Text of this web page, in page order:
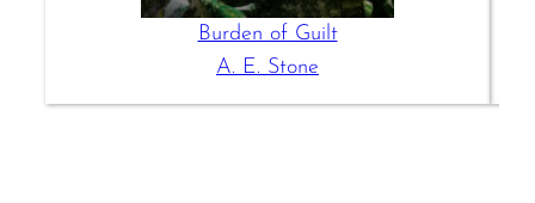
Burden of Guilt
A. E. Stone